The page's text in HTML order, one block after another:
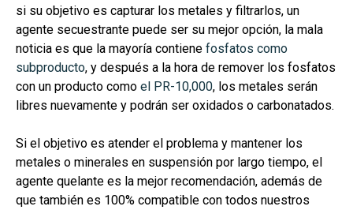
si su objetivo es capturar los metales y filtrarlos, un
agente secuestrante puede ser su mejor opción, la mala
noticia es que la mayoría contiene fosfatos como
subproducto, y después a la hora de remover los fosfatos
con un producto como el PR-10,000, los metales serán
libres nuevamente y podrán ser oxidados o carbonatados.
Si el objetivo es atender el problema y mantener los
metales o minerales en suspensión por largo tiempo, el
agente quelante es la mejor recomendación, además de
que también es 100% compatible con todos nuestros